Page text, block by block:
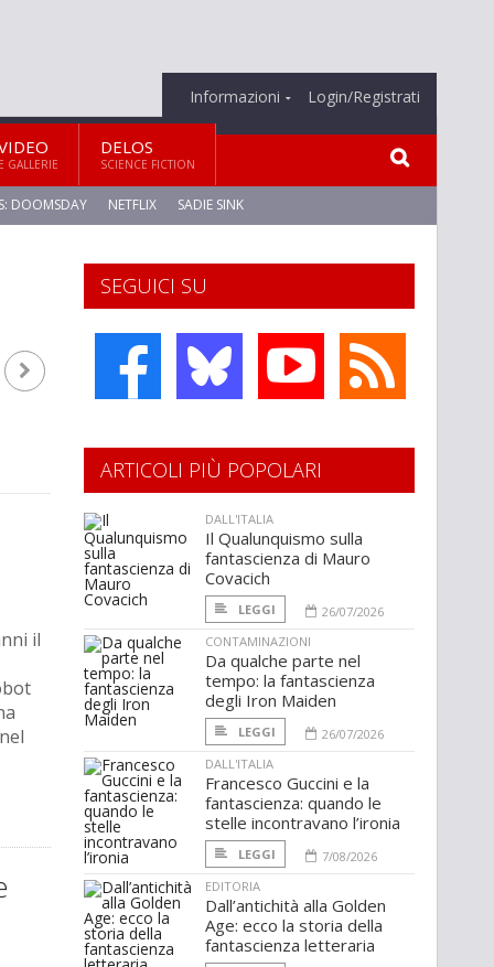
Informazioni Login/Registrati
E GALLERIE
DELOS
SCIENCE FICTION
DOOMSDAY NETFLIX SADIE SINK
il
SEGUICI SU
ARTICOLI PIÙ POPOLARI
DALL'ITALIA
Il Qualunquismo sulla
fantascienza di Mauro
Covacich
LEGGI
26/07/2026
CONTAMINAZIONI
Da qualche parte nel
tempo: la fantascienza
degli Iron Maiden
LEGGI
26/07/2026
DALL'ITALIA
Francesco Guccini e la
fantascienza: quando le
stelle incontravano l’ironia
LEGGI
7/08/2026
EDITORIA
Dall’antichità alla Golden
Age: ecco la storia della
fantascienza letteraria